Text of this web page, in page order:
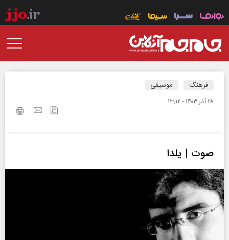
فرهنگ موسیقی
۲۸ آذر ۱۴۰۳ - ۱۳:۱۲
صوت | یلدا